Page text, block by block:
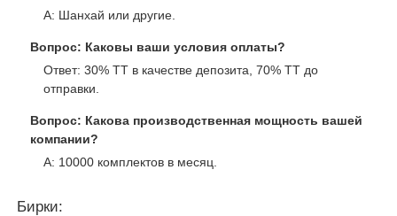
А: Шанхай или другие.
Вопрос: Каковы ваши условия оплаты?
Ответ: 30% ТТ в качестве депозита, 70% ТТ до
отправки.
Вопрос: Какова производственная мощность вашей
компании?
А: 10000 комплектов в месяц.
Бирки: